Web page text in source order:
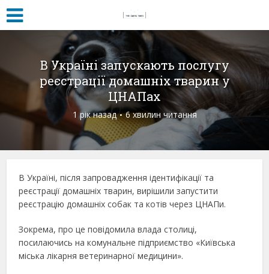
В Україні запускають послугу
реєстрації домашніх тварин у
ЦНАПах
1 рік назад 6 хвилин читання
В Україні, після запровадження ідентифікації та
реєстрації домашніх тварин, вирішили запустити
реєстрацію домашніх собак та котів через ЦНАПи.
Зокрема, про це повідомила влада столиці,
посилаючись на комунальне підприємство «Київська
міська лікарня ветеринарної медицини».